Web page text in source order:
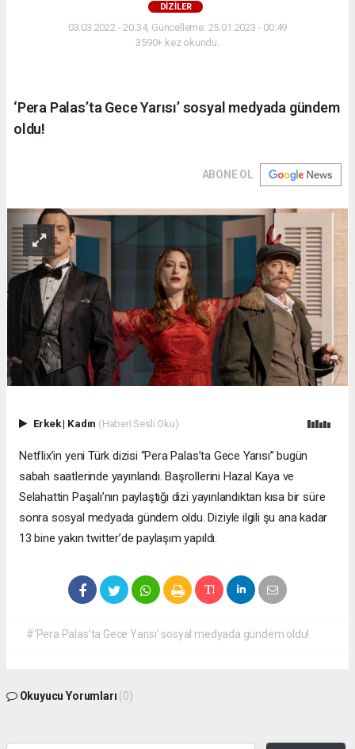
DİZİLER
03.03.2022 - 20:34, Güncelleme: 25.01.2023 - 00:49
3590+ kez okundu.
‘Pera Palas’ta Gece Yarısı’ sosyal medyada gündem
oldu!
ABONE OL
Erkek| Kadın (Haberi Sesli Oku)
Netflix’in yeni Türk dizisi “Pera Palas’ta Gece Yarısı” bugün
sabah saatlerinde yayınlandı. Başrollerini Hazal Kaya ve
Selahattin Paşalı’nın paylaştığı dizi yayınlandıktan kısa bir süre
sonra sosyal medyada gündem oldu. Diziyle ilgili şu ana kadar
13 bine yakın twitter’de paylaşım yapıldı.
#‘Pera Palas’ta Gece Yarısı’ sosyal medyada gündem oldu!
Okuyucu Yorumları (0)